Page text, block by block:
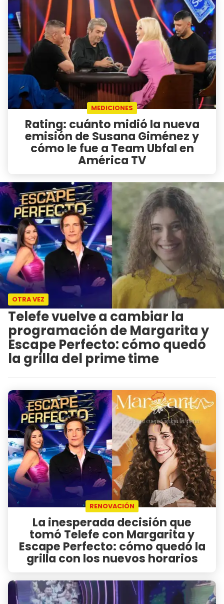
MEDICIONES
Rating: cuánto midió la nueva
emisión de Susana Giménez y
cómo le fue a Team Ubfal en
América TV
OTRA VEZ
Telefe vuelve a cambiar la
programación de Margarita y
Escape Perfecto: cómo quedó
la grilla del prime time
RENOVACIÓN
La inesperada decisión que
tomó Telefe con Margarita y
Escape Perfecto: cómo quedó la
grilla con los nuevos horarios